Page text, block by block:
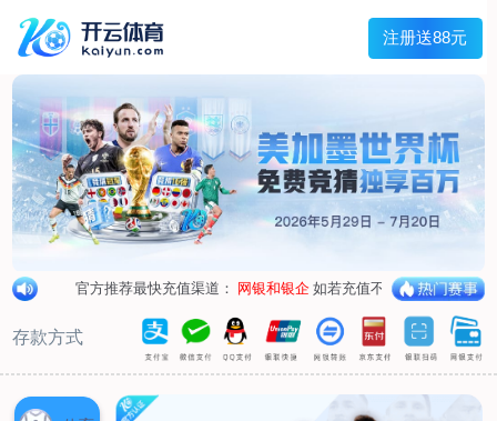
Menu
网站首页
关于我们
产品中心
荣誉资质
厂区设备
人才招聘
新闻中心
销售网点